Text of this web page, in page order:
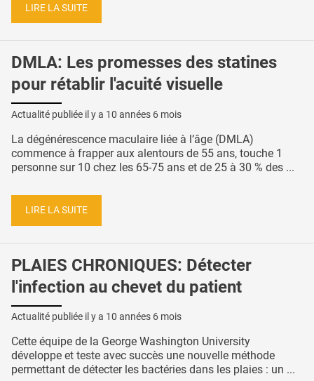
LIRE LA SUITE
DMLA: Les promesses des statines
pour rétablir l'acuité visuelle
Actualité publiée il y a 10 années 6 mois
La dégénérescence maculaire liée à l’âge (DMLA)
commence à frapper aux alentours de 55 ans, touche 1
personne sur 10 chez les 65-75 ans et de 25 à 30 % des ...
LIRE LA SUITE
PLAIES CHRONIQUES: Détecter
l'infection au chevet du patient
Actualité publiée il y a 10 années 6 mois
Cette équipe de la George Washington University
développe et teste avec succès une nouvelle méthode
permettant de détecter les bactéries dans les plaies : un ...